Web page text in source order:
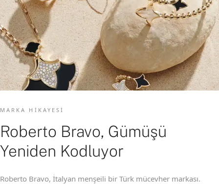
MARKA HIKAYESI
Roberto Bravo, Gümüşü
Yeniden Kodluyor
Roberto Bravo, İtalyan menşeili bir Türk mücevher markası.